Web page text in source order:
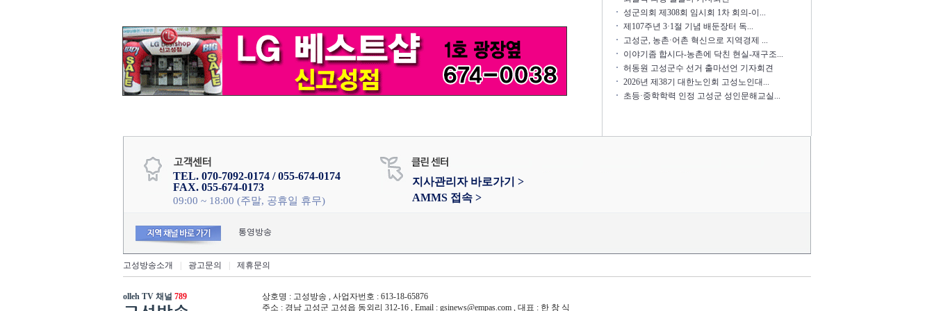
성군의회 제308회 임시회 1차 회의-이...
제107주년 3·1절 기념 배둔장터 독...
고성군, 농촌·어촌 혁신으로 지역경제 ...
이야기좀 합시다-농촌에 닥친 현실-재구조...
허동원 고성군수 선거 출마선언 기자회견
2026년 제38기 대한노인회 고성노인대...
초등·중학학력 인정 고성군 성인문해교실...
TEL. 070-7092-0174 / 055-674-0174
FAX. 055-674-0173
09:00 ~ 18:00 (주말, 공휴일 휴무)
지사관리자 바로가기 >
AMMS 접속 >
통영방송
고성방송소개 광고문의 제휴문의
olleh TV 채널 789
상호명 : 고성방송 , 사업자번호 : 613-18-65876
주소 : 경남 고성군 고성읍 동외리 312-16 , Email : gsinews@empas.com , 대표 : 한 창 식